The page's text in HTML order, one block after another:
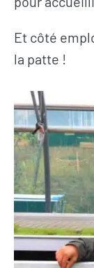
Et côté
la patte !